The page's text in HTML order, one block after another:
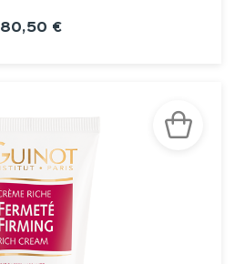
80,50 €